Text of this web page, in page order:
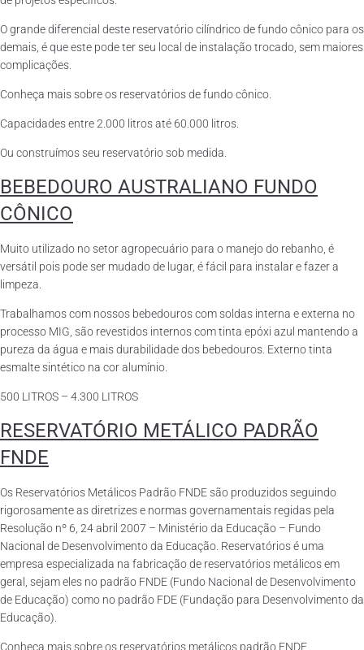
O grande diferencial deste reservatório cilíndrico de fundo cônico para os
demais, é que este pode ter seu local de instalação trocado, sem maiores
complicações.
Conheça mais sobre os reservatórios de fundo cônico.
Capacidades entre 2.000 litros até 60.000 litros.
Ou construímos seu reservatório sob medida.
BEBEDOURO AUSTRALIANO FUNDO
CÔNICO
Muito utilizado no setor agropecuário para o manejo do rebanho, é
versátil pois pode ser mudado de lugar, é fácil para instalar e fazer a
limpeza.
Trabalhamos com nossos bebedouros com soldas interna e externa no
processo MIG, são revestidos internos com tinta epóxi azul mantendo a
pureza da água e mais durabilidade dos bebedouros. Externo tinta
esmalte sintético na cor alumínio.
500 LITROS – 4.300 LITROS
RESERVATÓRIO METÁLICO PADRÃO
FNDE
Os Reservatórios Metálicos Padrão FNDE são produzidos seguindo
rigorosamente as diretrizes e normas governamentais regidas pela
Resolução nº 6, 24 abril 2007 – Ministério da Educação – Fundo
Nacional de Desenvolvimento da Educação. Reservatórios é uma
empresa especializada na fabricação de reservatórios metálicos em
geral, sejam eles no padrão FNDE (Fundo Nacional de Desenvolvimento
de Educação) como no padrão FDE (Fundação para Desenvolvimento da
Educação).
Conheça mais sobre os reservatórios metálicos padrão FNDE.